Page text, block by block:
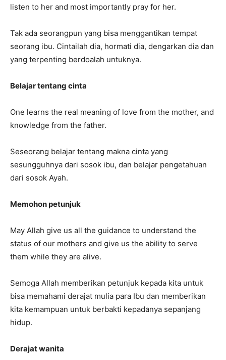
listen to her and most importantly pray for her.
Tak ada seorangpun yang bisa menggantikan tempat
seorang ibu. Cintailah dia, hormati dia, dengarkan dia dan
yang terpenting berdoalah untuknya.
Belajar tentang cinta
One learns the real meaning of love from the mother, and
knowledge from the father.
Seseorang belajar tentang makna cinta yang
sesungguhnya dari sosok ibu, dan belajar pengetahuan
dari sosok Ayah.
Memohon petunjuk
May Allah give us all the guidance to understand the
status of our mothers and give us the ability to serve
them while they are alive.
Semoga Allah memberikan petunjuk kepada kita untuk
bisa memahami derajat mulia para Ibu dan memberikan
kita kemampuan untuk berbakti kepadanya sepanjang
hidup.
Derajat wanita